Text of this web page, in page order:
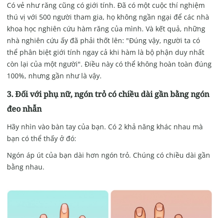
Có vẻ như răng cũng có giới tính. Đã có một cuộc thí nghiệm
thú vị với 500 người tham gia, họ không ngần ngại để các nhà
khoa học nghiên cứu hàm răng của mình. Và kết quả, những
nhà nghiên cứu ấy đã phải thốt lên: "Đúng vậy, người ta có
thể phân biệt giới tính ngay cả khi hàm là bộ phận duy nhất
còn lại của một người". Điều này có thể không hoàn toàn đúng
100%, nhưng gần như là vậy.
3. Đối với phụ nữ, ngón trỏ có chiều dài gần bằng ngón
đeo nhẫn
Hãy nhìn vào bàn tay của bạn. Có 2 khả năng khác nhau mà
bạn có thể thấy ở đó:
Ngón áp út của bạn dài hơn ngón trỏ. Chúng có chiều dài gần
bằng nhau.